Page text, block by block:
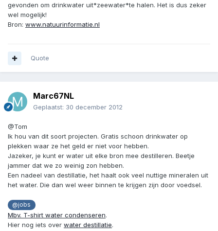
gevonden om drinkwater uit*zeewater*te halen. Het is dus zeker
wel mogelijk!
Bron: www.natuurinformatie.nl
Quote
Marc67NL
Geplaatst: 30 december 2012
@Tom
Ik hou van dit soort projecten. Gratis schoon drinkwater op
plekken waar ze het geld er niet voor hebben.
Jazeker, je kunt er water uit elke bron mee destilleren. Beetje
jammer dat we zo weinig zon hebben.
Een nadeel van destillatie, het haalt ook veel nuttige mineralen uit
het water. Die dan wel weer binnen te krijgen zijn door voedsel.
@jobs
Mbv. T-shirt water condenseren.
Hier nog iets over water destillatie.